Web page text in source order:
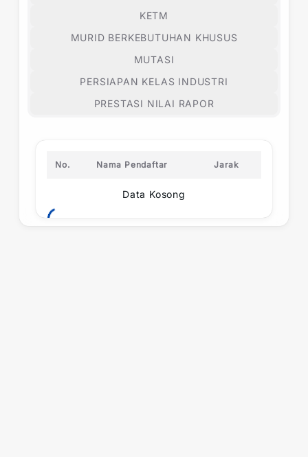
KETM
MURID BERKEBUTUHAN KHUSUS
MUTASI
PERSIAPAN KELAS INDUSTRI
PRESTASI NILAI RAPOR
No. Nama Pendaftar Jarak
Data Kosong